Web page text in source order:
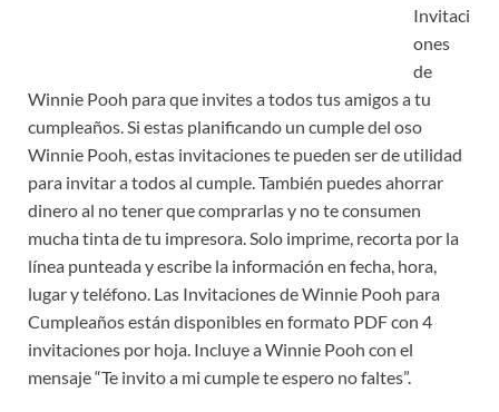
Invitaci
ones
de
Winnie Pooh para que invites a todos tus amigos a tu
cumpleaños. Si estas planificando un cumple del oso
Winnie Pooh, estas invitaciones te pueden ser de utilidad
para invitar a todos al cumple. También puedes ahorrar
dinero al no tener que comprarlas y no te consumen
mucha tinta de tu impresora. Solo imprime, recorta por la
línea punteada y escribe la información en fecha, hora,
lugar y teléfono. Las Invitaciones de Winnie Pooh para
Cumpleaños están disponibles en formato PDF con 4
invitaciones por hoja. Incluye a Winnie Pooh con el
mensaje “Te invito a mi cumple te espero no faltes”.